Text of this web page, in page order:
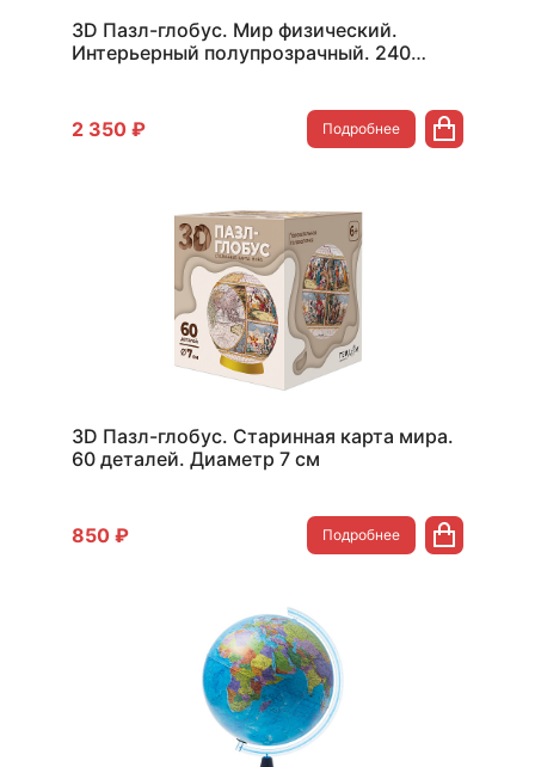
3D Пазл-глобус. Мир физический.
Интерьерный полупрозрачный. 240
2 350 ₽ Подробнее
3D Пазл-глобус. Старинная карта мира.
60 деталей. Диаметр 7 см
850 ₽ Подробнее